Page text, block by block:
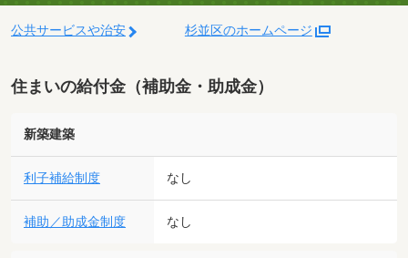
公共サービスや治安 杉並区のホームページ
住まいの給付金（補助金・助成金）
新築建築
利子補給制度 なし
補助／助成金制度 なし